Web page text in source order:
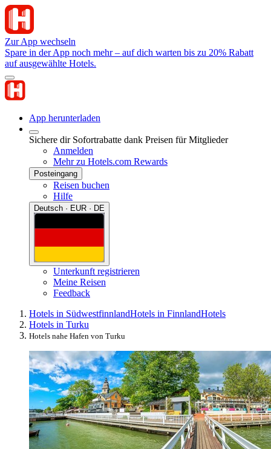
Zur App wechseln
Spare in der App noch mehr – auf dich warten bis zu 20% Rabatt
auf ausgewählte Hotels.
App herunterladen
Sichere dir Sofortrabatte dank Preisen für Mitglieder
Anmelden
Mehr zu Hotels.com Rewards
Posteingang
Reisen buchen
Hilfe
Deutsch · EUR · DE
Unterkunft registrieren
Meine Reisen
Feedback
Hotels in SüdwestfinnlandHotels in FinnlandHotels
Hotels in Turku
Hotels nahe Hafen von Turku